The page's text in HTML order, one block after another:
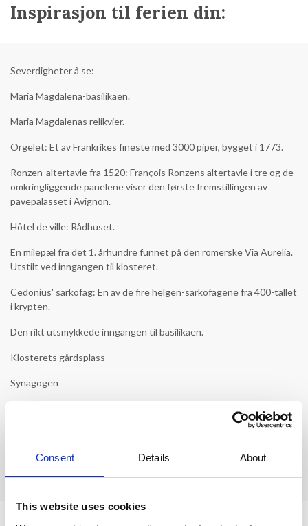
Consent Details About
This website uses cookies
Inspirasjon til ferien din:
Severdigheter å se:
Maria Magdalena-basilikaen.
Maria Magdalenas relikvier.
Orgelet: Et av Frankrikes fineste med 3000 piper, bygget i 1773.
Ronzen-altertavle fra 1520: François Ronzens altertavle i tre og de
omkringliggende panelene viser den første fremstillingen av
pavepalasset i Avignon.
Hôtel de ville: Rådhuset.
En milepæl fra det 1. århundre funnet på den romerske Via Aurelia.
Utstilt ved inngangen til klosteret.
Cedonius' sarkofag: En av de fire helgen-sarkofagene fra 400-tallet
i krypten.
Den rikt utsmykkede inngangen til basilikaen.
Klosterets gårdsplass
Synagogen
skog for å nå grotten.